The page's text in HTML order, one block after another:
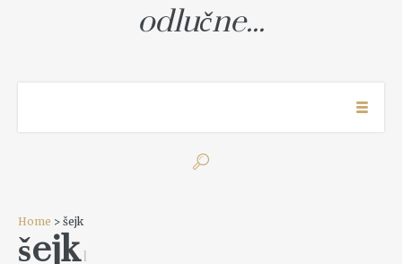
odlučne...
Home > šejk
šejk1